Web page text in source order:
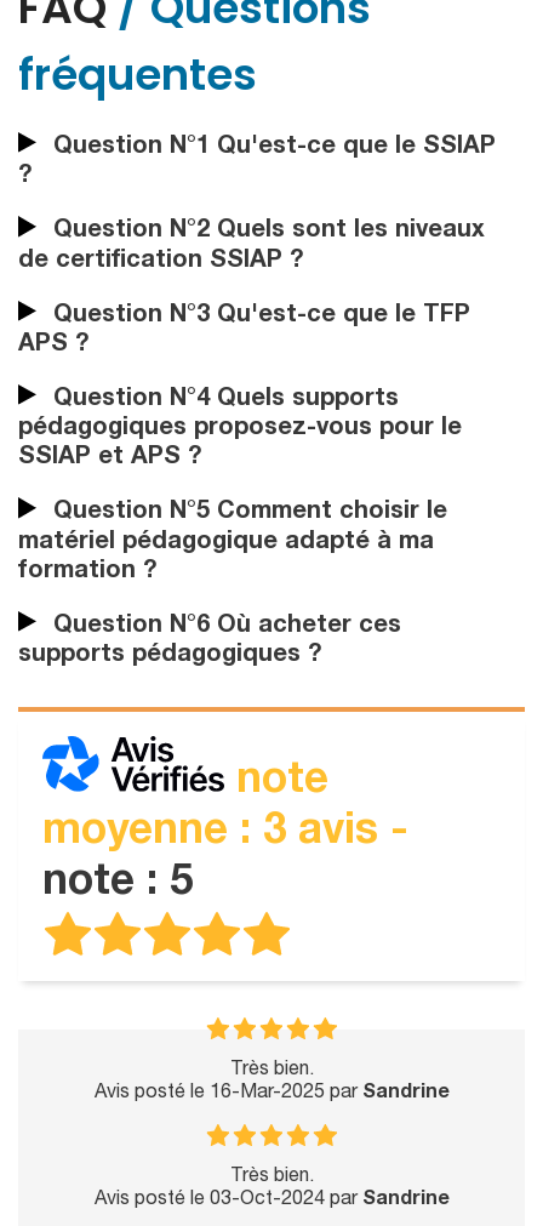
fréquentes
Question N°1 Qu'est-ce que le SSIAP
?
Question N°2 Quels sont les niveaux
de certification SSIAP ?
Question N°3 Qu'est-ce que le TFP
APS ?
Question N°4 Quels supports
pédagogiques proposez-vous pour le
SSIAP et APS ?
Question N°5 Comment choisir le
matériel pédagogique adapté à ma
formation ?
Question N°6 Où acheter ces
supports pédagogiques ?
note
moyenne : 3 avis -
note : 5
Très bien.
Avis posté le 16-Mar-2025 par Sandrine
Très bien.
Avis posté le 03-Oct-2024 par Sandrine